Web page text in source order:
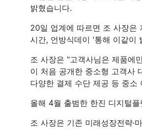
밝혔습니다.
20일 업계에 따르면 조 사장은
시간, 언방식데이 '통해 이같이
조 사장은 "고객사님은 제품에
이 처음 공개한 중소형 고객사
다양한 결제 수단 제공 등 중소
올해 4월 출범한 한진 디지털
조 사장은 기존 미래성장전략·